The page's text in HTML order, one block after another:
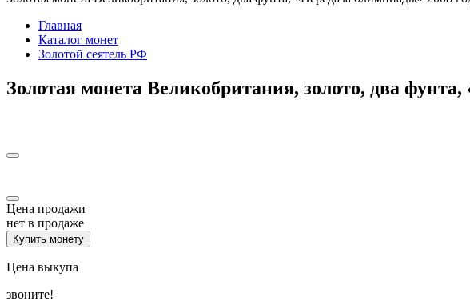
Главная
Каталог монет
Золотой сеятель РФ
Золотая монета Великобритания, золото, два
Цена продажи
нет в продаже
Купить монету
Цена выкупа
звоните!